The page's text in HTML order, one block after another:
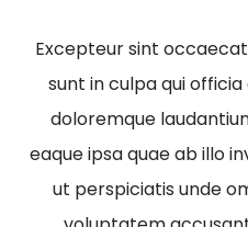
Excepteur sint
sunt in culpa qui
doloremque
eaque ipsa quae ab illo
ut perspiciatis unde